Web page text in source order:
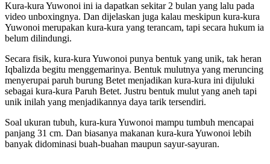
Kura-kura Yuwonoi ini ia dapatkan sekitar 2 bulan yang lalu pada
video unboxingnya. Dan dijelaskan juga kalau meskipun kura-kura
Yuwonoi merupakan kura-kura yang terancam, tapi secara hukum ia
belum dilindungi.
Secara fisik, kura-kura Yuwonoi punya bentuk yang unik, tak heran
Iqbalizda begitu menggemarinya. Bentuk mulutnya yang meruncing
menyerupai paruh burung Betet menjadikan kura-kura ini dijuluki
sebagai kura-kura Paruh Betet. Justru bentuk mulut yang aneh tapi
unik inilah yang menjadikannya daya tarik tersendiri.
Soal ukuran tubuh, kura-kura Yuwonoi mampu tumbuh mencapai
panjang 31 cm. Dan biasanya makanan kura-kura Yuwonoi lebih
banyak didominasi buah-buahan maupun sayur-sayuran.